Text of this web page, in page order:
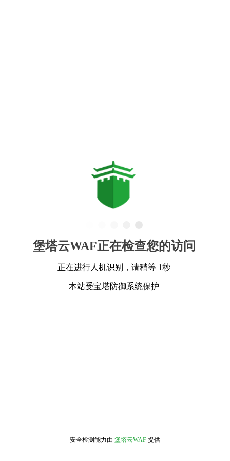
堡塔云WAF正在检查您的访问
正在进行人机识别，请稍等 1秒
本站受宝塔防御系统保护
安全检测能力由 堡塔云WAF 提供